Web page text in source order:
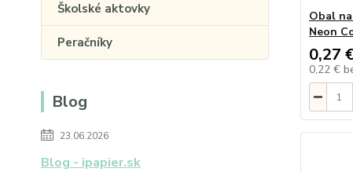
Školské aktovky
Peračníky
Blog
23.06.2026
Blog - ipapier.sk
Obal
Neon
0,27
0,22 €